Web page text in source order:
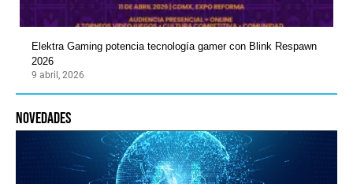
Elektra Gaming potencia tecnología gamer con Blink Respawn
2026
9 abril, 2026
novedades